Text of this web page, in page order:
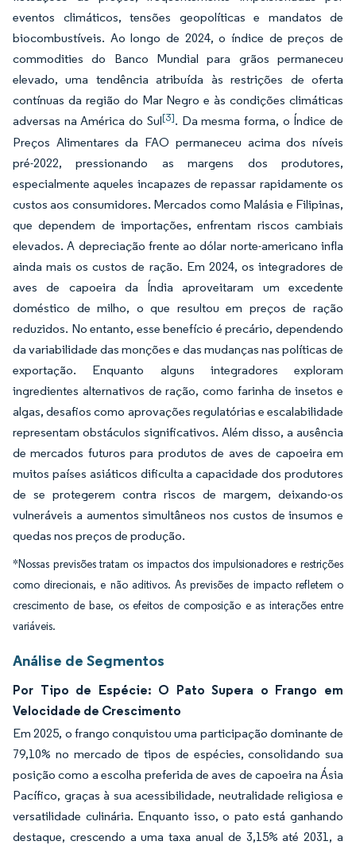
eventos climáticos, tensões geopolíticas e mandatos de
biocombustíveis. Ao longo de 2024, o índice de preços de
commodities do Banco Mundial para grãos permaneceu
elevado, uma tendência atribuída às restrições de oferta
contínuas da região do Mar Negro e às condições climáticas
adversas na América do Sul[3]. Da mesma forma, o Índice de
Preços Alimentares da FAO permaneceu acima dos níveis
pré-2022, pressionando as margens dos produtores,
especialmente aqueles incapazes de repassar rapidamente os
custos aos consumidores. Mercados como Malásia e Filipinas,
que dependem de importações, enfrentam riscos cambiais
elevados. A depreciação frente ao dólar norte-americano infla
ainda mais os custos de ração. Em 2024, os integradores de
aves de capoeira da Índia aproveitaram um excedente
doméstico de milho, o que resultou em preços de ração
reduzidos. No entanto, esse benefício é precário, dependendo
da variabilidade das monções e das mudanças nas políticas de
exportação. Enquanto alguns integradores exploram
ingredientes alternativos de ração, como farinha de insetos e
algas, desafios como aprovações regulatórias e escalabilidade
representam obstáculos significativos. Além disso, a ausência
de mercados futuros para produtos de aves de capoeira em
muitos países asiáticos dificulta a capacidade dos produtores
de se protegerem contra riscos de margem, deixando-os
vulneráveis a aumentos simultâneos nos custos de insumos e
quedas nos preços de produção.
*Nossas previsões tratam os impactos dos impulsionadores e restrições
como direcionais, e não aditivos. As previsões de impacto refletem o
crescimento de base, os efeitos de composição e as interações entre
variáveis.
Análise de Segmentos
Por Tipo de Espécie: O Pato Supera o Frango em
Velocidade de Crescimento
Em 2025, o frango conquistou uma participação dominante de
79,10% no mercado de tipos de espécies, consolidando sua
posição como a escolha preferida de aves de capoeira na Ásia
Pacífico, graças à sua acessibilidade, neutralidade religiosa e
versatilidade culinária. Enquanto isso, o pato está ganhando
destaque, crescendo a uma taxa anual de 3,15% até 2031, a